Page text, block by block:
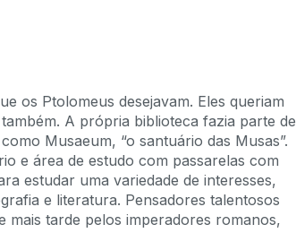
os Ptolomeus desejavam. Eles queriam
A própria biblioteca fazia parte de
Musaeum, “o santuário das Musas”.
e área de estudo com passarelas com
estudar uma variedade de interesses,
e literatura. Pensadores talentosos
mais tarde pelos imperadores romanos,